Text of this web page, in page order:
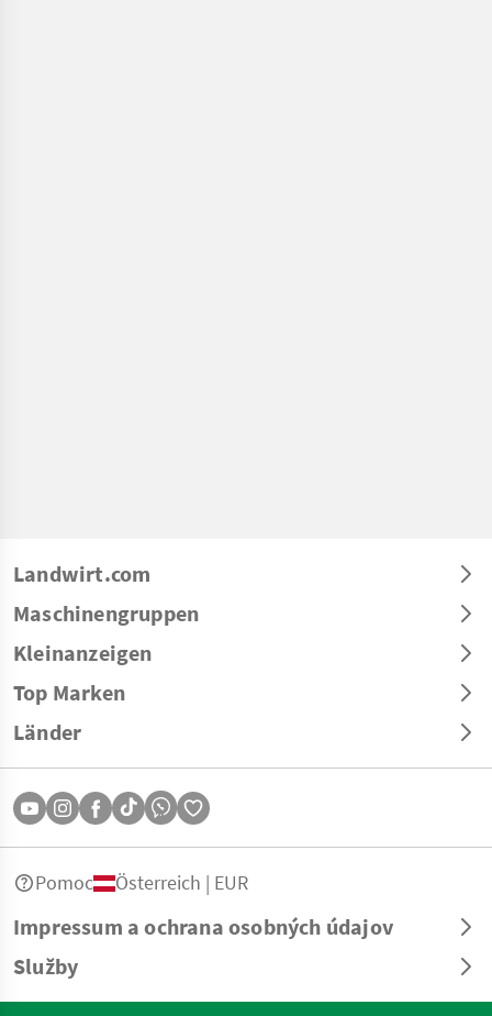
Landwirt.com
Maschinengruppen
Kleinanzeigen
Top Marken
Länder
Impressum a ochrana osobných údajov
Služby
Pomoc Österreich | EUR